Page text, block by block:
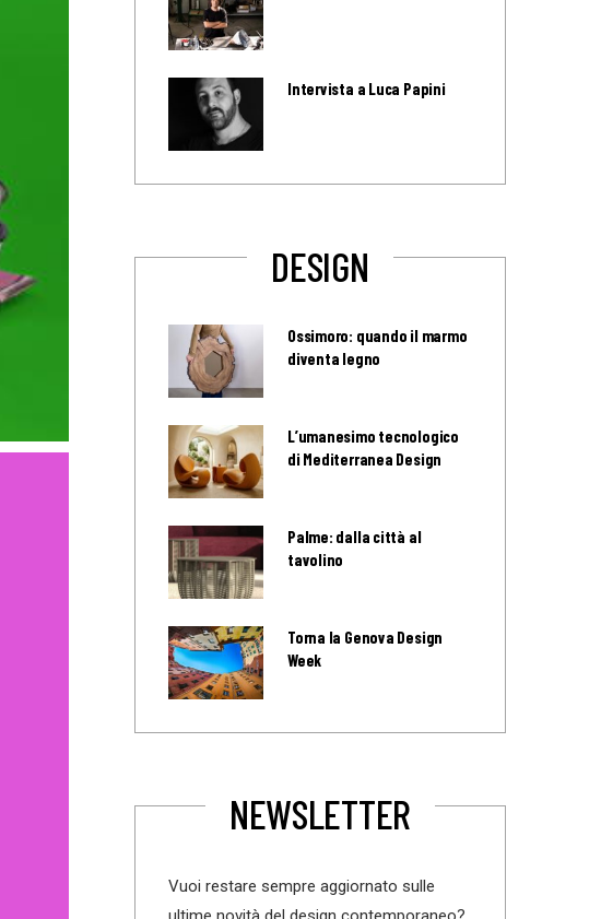
Intervista a Luca Papini
DESIGN
Ossimoro: quando il marmo
diventa legno
L’umanesimo tecnologico
di Mediterranea Design
Palme: dalla città al
tavolino
Torna la Genova Design
Week
NEWSLETTER
Vuoi restare sempre aggiornato sulle